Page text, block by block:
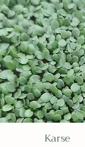
Karse